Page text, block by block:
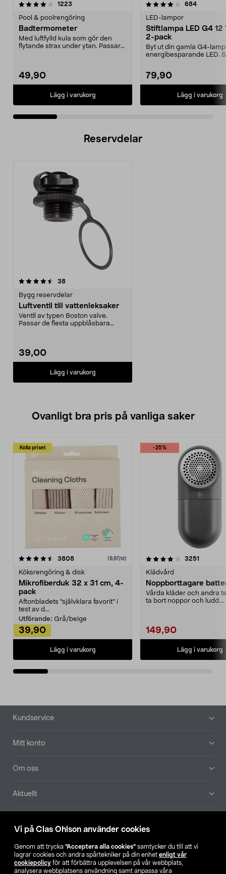
Vi på Clas Ohlson använder cookies
Genom att trycka ”Acceptera alla cookies” samtycker du till att vi
lagrar cookies och andra spårtekniker på din enhet enligt vår
cookiepolicy för att förbättra upplevelsen på vår webbplats,
analysera webbplatsens användning samt anpassa våra
1223
Pool & poolrengöring
Badtermometer
Med luftfylld kula som gör den
flytande strax under ytan. Passar
49,90
Lägg i varukorg
4.0 av 5 stjärnor 684
LED-lampor
Stiftlampa LED G4 12
2-pack
Byt ut din gamla G4-
energibesparande LED.
79,90
Lägg i varukorg
4.5 av 5 stjärnor
Reservdelar
38recensioner
Bygg reservdelar
Luftventil till vattenleksaker
Ventil av typen Boston valve.
Passar de flesta uppblåsbara
39,00
Lägg i varukorg
Ovanligt bra pris på vanliga saker
Kolla priset
3808recensioner (9,97/st)
Köksrengöring & disk
Mikrofiberduk 32 x 31 cm, 4-
pack
Aftonbladets "självklara favorit” i
test av d...
Utförande: Grå/beige
39,90
Lägg i varukorg
-25%
4.0av 5 stjärnor 3251
Klädvård
Noppborttagare
Vårda kläder och andra
ta bort noppor och ludd.
149,90
Lägg i varukorg
4.5av 5 stjärnor
Sidfot
Kundservice
Mitt konto
Om oss
Aktuellt
Hitta butik
SE NO FI